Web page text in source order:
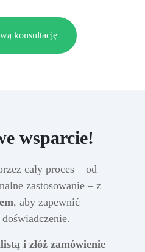
konsultację
wsparcie!
cały proces – od
zastosowanie – z
, aby zapewnić
i złóż zamówienie